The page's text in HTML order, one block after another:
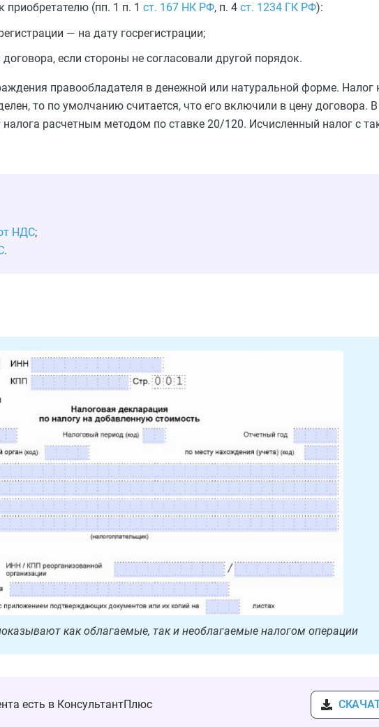
приобретателю (пп. 1 п. 1 ст. 167 НК РФ, п. 4 ст. 1234 ГК РФ):
— на дату госрегистрации;
если стороны не согласовали другой порядок.
правообладателя в денежной или натуральной форме. Налог
то по умолчанию считается, что его включили в цену договора.
расчетным методом по ставке 20/120. Исчисленный налог с
НДС;
.
как облагаемые, так и необлагаемые налогом операции
есть в КонсультантПлюс